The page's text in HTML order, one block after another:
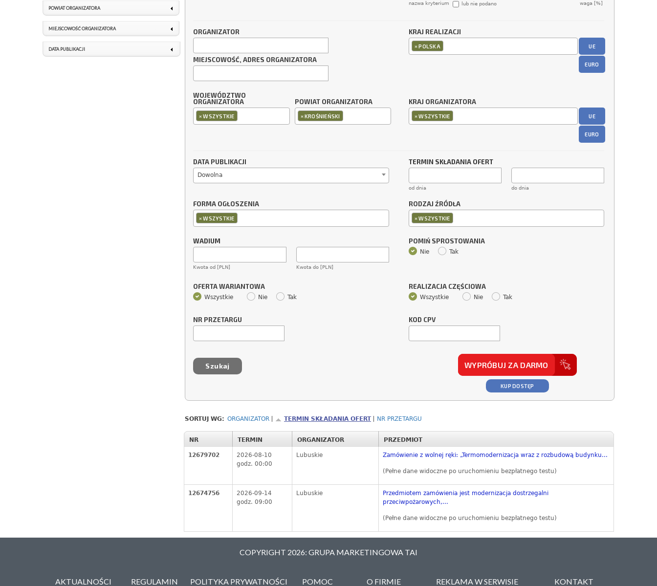
nazwa kryterium waga [%]
lub nie podano
ORGANIZATOR
MIEJSCOWOŚĆ, ADRES ORGANIZATORA
KRAJ REALIZACJI
×POLSKA UE
EURO
WOJEWÓDZTWO
ORGANIZATORA
×WSZYSTKIE
POWIAT ORGANIZATORA
×KROŚNIEŃSKI
KRAJ ORGANIZATORA
×WSZYSTKIE UE
EURO
DATA PUBLIKACJI
Dowolna
TERMIN SKŁADANIA OFERT
od dnia do dnia
FORMA OGŁOSZENIA
×WSZYSTKIE
RODZAJ ŹRÓDŁA
×WSZYSTKIE
WADIUM
Kwota od [PLN] Kwota do [PLN]
POMIŃ SPROSTOWANIA
Nie Tak
OFERTA WARIANTOWA
Wszystkie Nie Tak
REALIZACJA CZĘŚCIOWA
Wszystkie Nie Tak
NR PRZETARGU KOD CPV
WYPRÓBUJ ZA DARMO
KUP DOSTĘP
SORTUJ WG: ORGANIZATOR TERMIN SKŁADANIA OFERT NR PRZETARGU
NR TERMIN ORGANIZATOR PRZEDMIOT
12679702
2026-08-10
godz. 00:00
Lubuskie Zamówienie z wolnej ręki: „Termomodernizacja wraz z rozbudową budynku...
(Pełne dane widoczne po uruchomieniu bezpłatnego testu)
12674756
2026-09-14
godz. 09:00
Lubuskie
Przedmiotem zamówienia jest modernizacja dostrzegalni
przeciwpożarowych,...
(Pełne dane widoczne po uruchomieniu bezpłatnego testu)
POWIAT ORGANIZATORA
MIEJSCOWOŚĆ ORGANIZATORA
DATA PUBLIKACJI
COPYRIGHT 2026: GRUPA MARKETINGOWA TAI
AKTUALNOŚCI REGULAMIN POLITYKA PRYWATNOŚCI POMOC O FIRMIE REKLAMA W SERWISIE KONTAKT